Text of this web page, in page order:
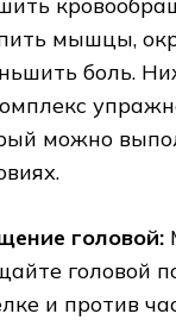
мышцы,
боль.
можно
головой:
головой
и против